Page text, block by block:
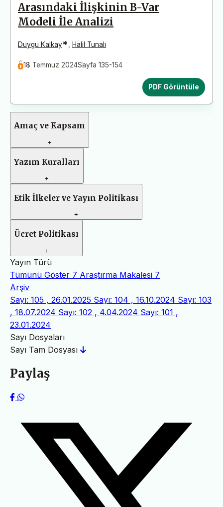
Arasındaki İlişkinin B-Var
Modeli İle Analizi
Duygu Kalkay* Halil Tunalı
18 Temmuz 2024Sayfa 135-154
PDF Görüntüle
Amaç ve Kapsam
+
Yazım Kuralları
+
Etik İlkeler ve Yayın Politikası
+
Ücret Politikası
+
Yayın Türü
Tümünü Göster 7 Araştırma Makalesi 7
Arşiv
Sayı: 105 , 26.01.2025 Sayı: 104 , 16.10.2024 Sayı: 103
, 18.07.2024 Sayı: 102 , 4.04.2024 Sayı: 101 ,
23.01.2024
Sayı Dosyaları
Sayı Tam Dosyası
Paylaş